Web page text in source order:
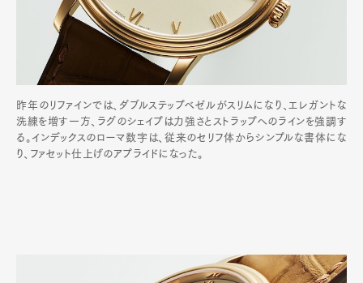
昨年のリファインでは、ダブルステップベゼルがスリムになり、エレガントな
洗練を増す一方、ラグのシェイプは力強さとストラップへのラインを強調す
る。インデックスのローマ数字は、従来のセリフ体からシンプルな書体にな
り、ファセット仕上げのアプライドになった。